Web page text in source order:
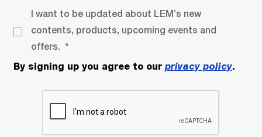
I want to be updated about LEM’s new
contents, products, upcoming events and
offers.
By signing up you agree to our privacy policy.